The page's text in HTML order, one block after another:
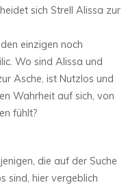
sich Strell Alissa zur
einzigen noch
Wo sind Alissa und
Asche, ist Nutzlos und
Wahrheit auf sich, von
fühlt?
die auf der Suche
sind, hier vergeblich